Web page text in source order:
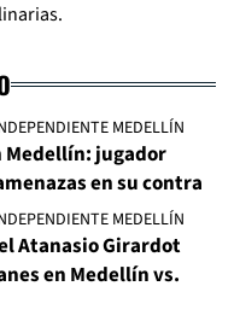
MEDELLÍN
Medellín: jugador
en su contra
MEDELLÍN
Atanasio Girardot
en Medellín vs.